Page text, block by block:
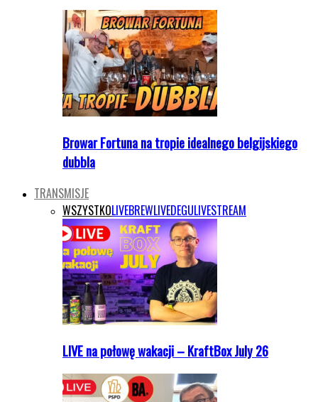
Browar Fortuna na tropie idealnego belgijskiego
dubbla
TRANSMISJE
WSZYSTKOLIVEBREWLIVEDEGULIVESTREAM
LIVE na połowę wakacji – KraftBox July 26